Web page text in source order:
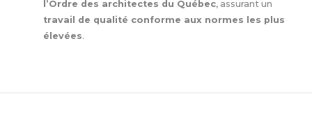
l’Ordre des architectes du Québec, assurant un
travail de qualité conforme aux normes les plus
élevées.